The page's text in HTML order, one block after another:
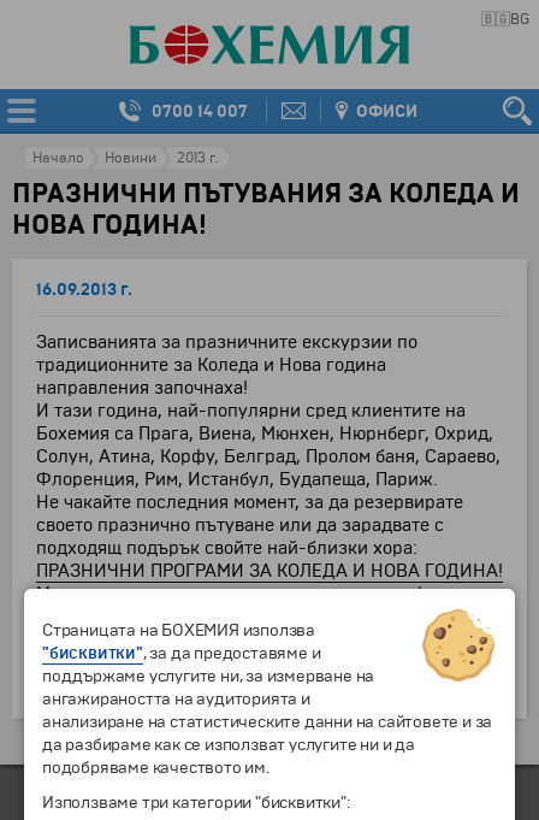
🇧🇬BG
0700 14 007 ОФИСИ
Начало Новини 2013 г.
ПРАЗНИЧНИ ПЪТУВАНИЯ ЗА КОЛЕДА И
НОВА ГОДИНА!
16.09.2013 г.
Записванията за празничните екскурзии по
традиционните за Коледа и Нова година
направления започнаха!
И тази година, най-популярни сред клиентите на
Бохемия са Прага, Виена, Мюнхен, Нюрнберг, Охрид,
Солун, Атина, Корфу, Белград, Пролом баня, Сараево,
Флоренция, Рим, Истанбул, Будапеща, Париж.
Не чакайте последния момент, за да резервирате
своето празнично пътуване или да зарадвате с
подходящ подърък свойте най-близки хора:
ПРАЗНИЧНИ ПРОГРАМИ ЗА КОЛЕДА И НОВА ГОДИНА!
Можете да направите и резервация по телефона - на
цената на един градски разговор от цялата страна -
на тел. 0700 14 007 !
Желаем Ви приятни мигове и празнично настроение
в прекрасните Коледни и Новогодишни празници!
Страницата на БОХЕМИЯ използва
"бисквитки", за да предоставяме и
поддържаме услугите ни, за измерване на
ангажираността на аудиторията и
анализиране на статистическите данни на сайтовете и за
да разбираме как се използват услугите ни и да
подобряваме качеството им.
Използваме три категории "бисквитки":